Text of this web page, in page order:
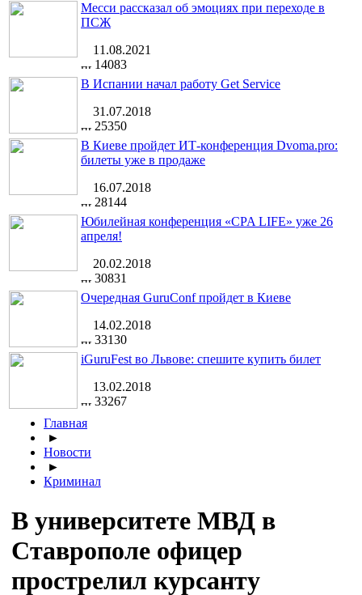
Месси рассказал об эмоциях при переходе в
ПСЖ
11.08.2021
14083
В Испании начал работу Get Service
31.07.2018
25350
В Киеве пройдет ИТ-конференция Dvoma.pro:
билеты уже в продаже
16.07.2018
28144
Юбилейная конференция «CPA LIFE» уже 26
апреля!
20.02.2018
30831
Очередная GuruConf пройдет в Киеве
14.02.2018
33130
iGuruFest во Львове: спешите купить билет
13.02.2018
33267
Главная
►
Новости
►
Криминал
В университете МВД в
Ставрополе офицер
прострелил курсанту